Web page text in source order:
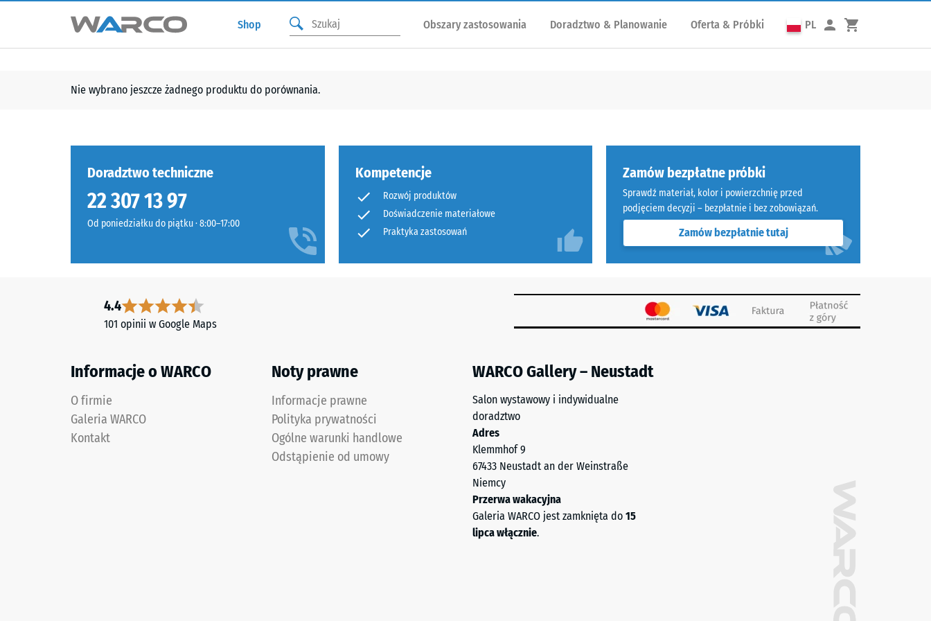
Shop Obszary zastosowania Doradztwo & Planowanie Oferta & Próbki PL
Nie wybrano jeszcze żadnego produktu do porównania.
Doradztwo techniczne
22 307 13 97
Od poniedziałku do piątku · 8:00–17:00
Kompetencje
Rozwój produktów
Doświadczenie materiałowe
Praktyka zastosowań
Zamów bezpłatne próbki
Sprawdź materiał, kolor i powierzchnię przed
podjęciem decyzji – bezpłatnie i bez zobowiązań.
Zamów bezpłatnie tutaj
4.4
101 opinii w Google Maps
Informacje o WARCO
O firmie
Galeria WARCO
Kontakt
Noty prawne
Informacje prawne
Polityka prywatności
Ogólne warunki handlowe
Odstąpienie od umowy
WARCO Gallery – Neustadt
Salon wystawowy i indywidualne
doradztwo
Adres
Klemmhof 9
67433 Neustadt an der Weinstraße
Niemcy
Przerwa wakacyjna
Galeria WARCO jest zamknięta do 15
lipca włącznie.